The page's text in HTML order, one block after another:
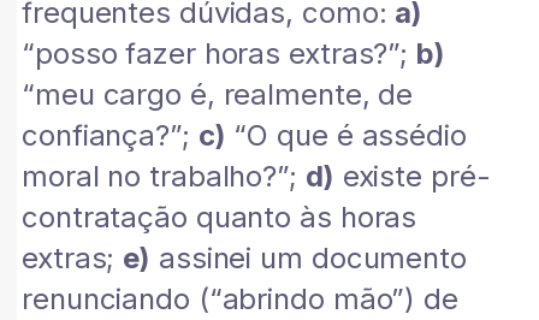
frequentes dúvidas, como: a)
“posso fazer horas extras?”; b)
“meu cargo é, realmente, de
confiança?”; c) “O que é assédio
moral no trabalho?”; d) existe pré-
contratação quanto às horas
extras; e) assinei um documento
renunciando (“abrindo mão”) de